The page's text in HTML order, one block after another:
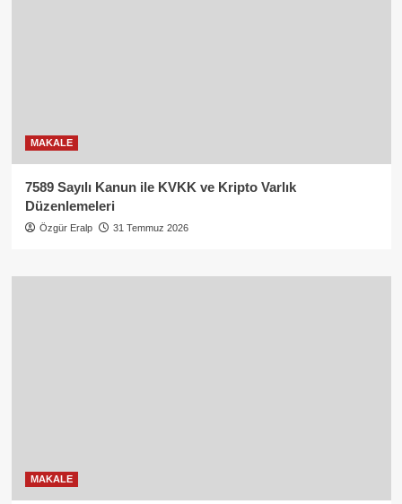
MAKALE
7589 Sayılı Kanun ile KVKK ve Kripto Varlık
Düzenlemeleri
Özgür Eralp 31 Temmuz 2026
MAKALE